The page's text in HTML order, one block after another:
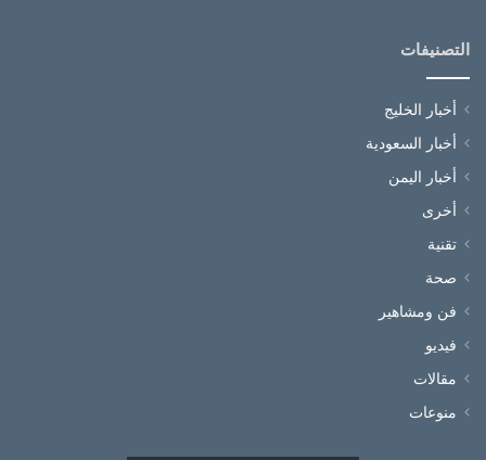
التصنيفات
أخبار الخليج
أخبار السعودية
أخبار اليمن
أخرى
تقنية
صحة
فن ومشاهير
فيديو
مقالات
منوعات